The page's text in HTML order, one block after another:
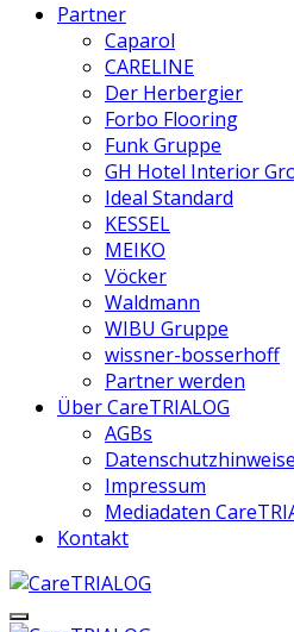
Partner
Caparol
CARELINE
Der Herbergier
Forbo Flooring
Funk Gruppe
GH Hotel Interior
Ideal Standard
KESSEL
MEIKO
Vöcker
Waldmann
WIBU Gruppe
wissner-bosserhoff
Partner werden
Über CareTRIALOG
AGBs
Datenschutzhinweise
Impressum
Mediadaten
Kontakt